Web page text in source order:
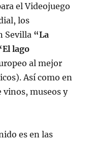
el Videojuego
los
Sevilla “La
lago
al mejor
Así como en
vinos, museos y
es en las